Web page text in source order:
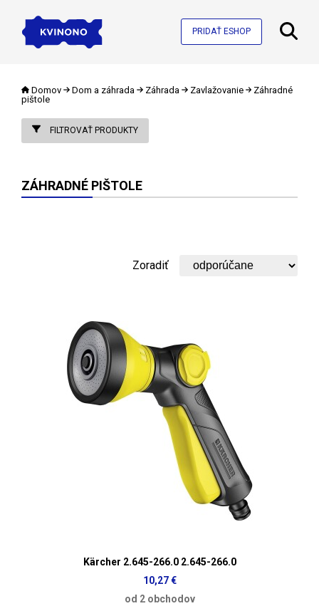
PRIDAŤ ESHOP
Domov Dom a záhrada Záhrada Zavlažovanie
Záhradné
pištole
FILTROVAŤ PRODUKTY
ZÁHRADNÉ PIŠTOLE
Zoradiť
Kärcher 2.645-266.0 2.645-266.0
10,27 €
od 2 obchodov